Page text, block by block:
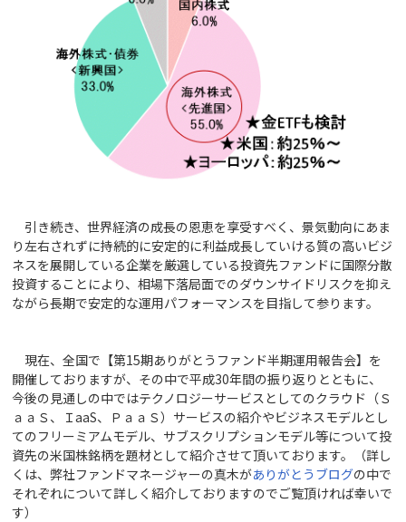
引き続き、世界経済の成長の恩恵を享受すべく、景気動向にあま
り左右されずに持続的に安定的に利益成長していける質の高いビジ
ネスを展開している企業を厳選している投資先ファンドに国際分散
投資することにより、相場下落局面でのダウンサイドリスクを抑え
ながら長期で安定的な運用パフォーマンスを目指して参ります。
現在、全国で【第15期ありがとうファンド半期運用報告会】を
開催しておりますが、その中で平成30年間の振り返りとともに、
今後の見通しの中ではテクノロジーサービスとしてのクラウド（Ｓ
ａａＳ、ＩaaS、ＰａａＳ）サービスの紹介やビジネスモデルとし
てのフリーミアムモデル、サブスクリプションモデル等について投
資先の米国株銘柄を題材として紹介させて頂いております。（詳し
くは、弊社ファンドマネージャーの真木がありがとうブログの中で
それぞれについて詳しく紹介しておりますのでご覧頂ければ幸いで
す）